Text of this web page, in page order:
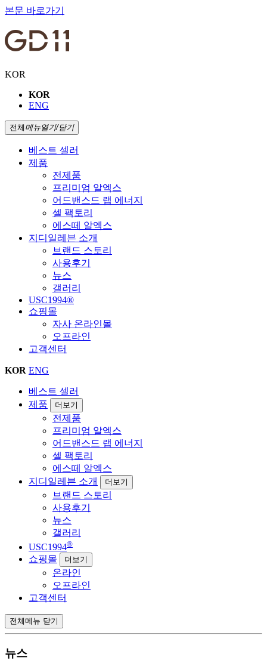
본문 바로가기
KOR
KOR
ENG
전체 메뉴열기/닫기
베스트 셀러
제품
전제품
프리미엄 알엑스
어드밴스드 랩 에너지
셀 팩토리
에스떼 알엑스
지디일레븐 소개
브랜드 스토리
사용후기
뉴스
갤러리
USC1994®
쇼핑몰
자사 온라인몰
오프라인
고객센터
KOR ENG
베스트 셀러
제품
더보기
전제품
프리미엄 알엑스
어드밴스드 랩 에너지
셀 팩토리
에스떼 알엑스
지디일레븐 소개
더보기
브랜드 스토리
사용후기
뉴스
갤러리
USC1994®
쇼핑몰 더보기
온라인
오프라인
고객센터
전체메뉴 닫기
뉴스